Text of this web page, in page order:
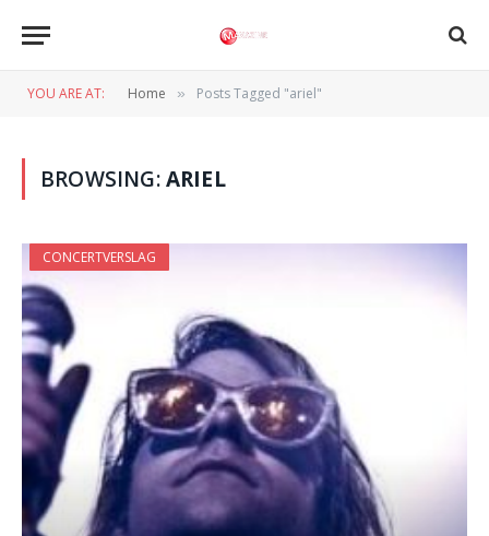
YOU ARE AT: Home » Posts Tagged "ariel"
BROWSING:ARIEL
CONCERTVERSLAG